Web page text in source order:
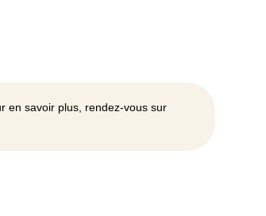
en savoir plus, rendez-vous sur